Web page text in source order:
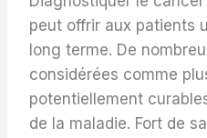
peut offrir aux patients
long terme. De
considérées comme
potentiellement
de la maladie. Fort de